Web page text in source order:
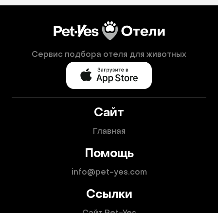
Сервис подбора отеля для животных
Сайт
Главная
Помощь
info@pet-yes.com
Ссылки